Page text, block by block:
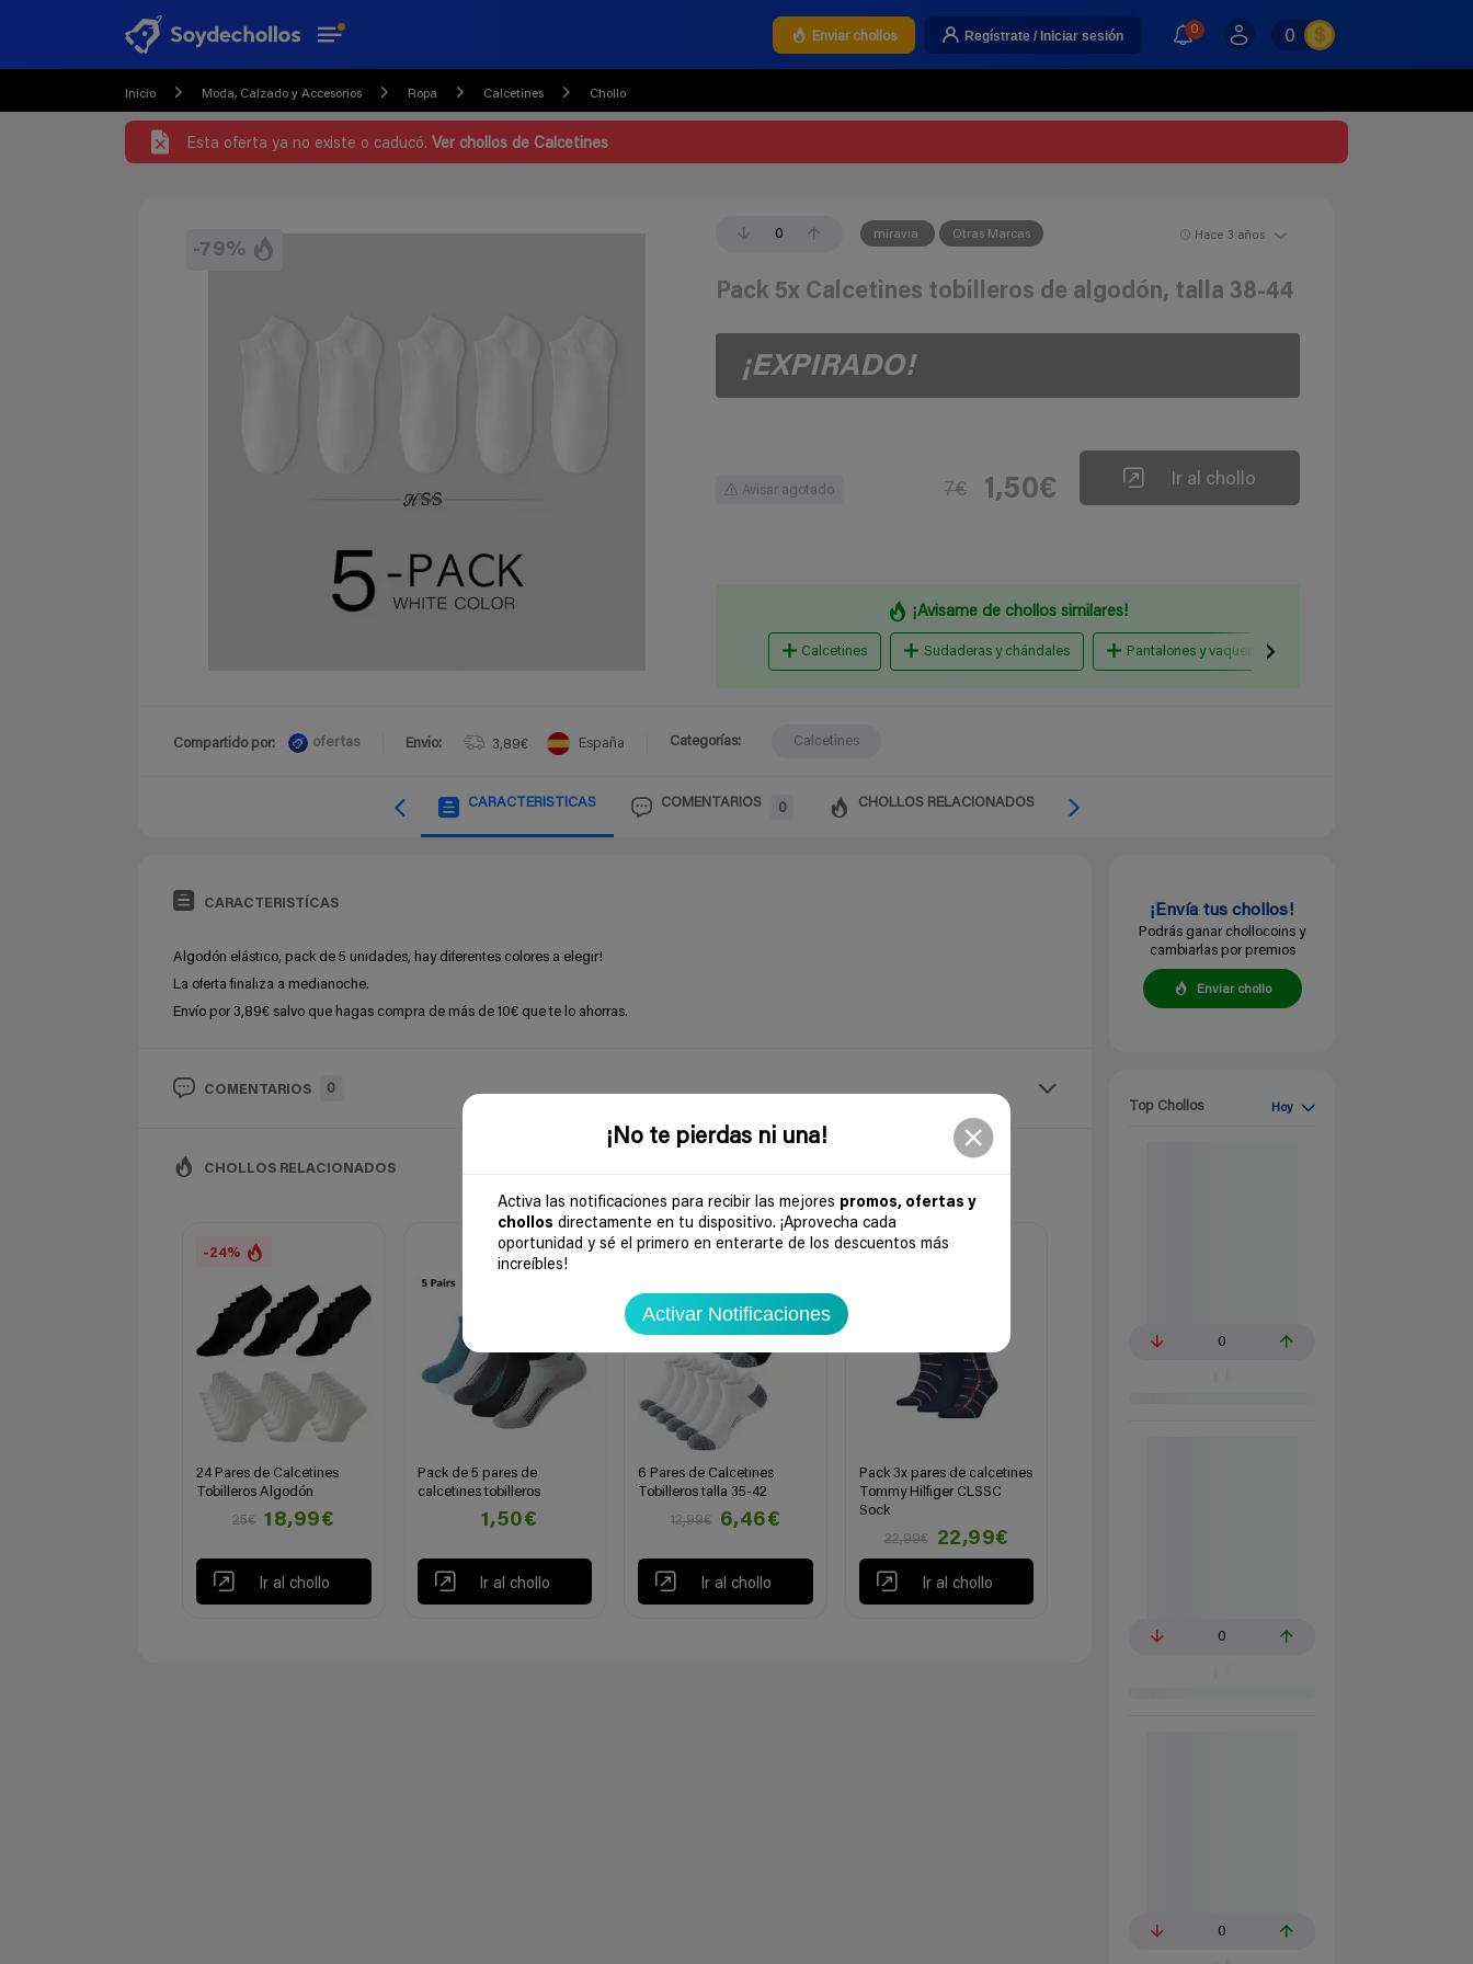
¡No te pierdas ni una!
Activa las notificaciones para recibir las mejores promos, ofertas y
chollos directamente en tu dispositivo. ¡Aprovecha cada
oportunidad y sé el primero en enterarte de los descuentos más
increíbles!
Activar Notificaciones
Enviar chollos Regístrate / Iniciar sesión 0 0
Inicio Moda, Calzado y Accesorios Ropa Calcetines Chollo
Esta oferta ya no existe o caducó. Ver chollos de Calcetines
-79%
0 miravia Otras Marcas Hace 3 años
Pack 5x Calcetines tobilleros de algodón, talla 38-44
¡EXPIRADO!
Avisar agotado 7€ 1,50€ Ir al chollo
¡Avisame de chollos similares!
Calcetines Sudaderas y chándales Pantalones y vaqueros
Compartido por: ofertas Envio: 3,89€ España Categorías: Calcetines
CARACTERISTICAS COMENTARIOS 0 CHOLLOS RELACIONADOS
CARACTERISTÍCAS
Algodón elástico, pack de 5 unidades, hay diferentes colores a elegir!
La oferta finaliza a medianoche.
Envío por 3,89€ salvo que hagas compra de más de 10€ que te lo ahorras.
COMENTARIOS 0
CHOLLOS RELACIONADOS
-24%
24 Pares de Calcetines
Tobilleros Algodón
25€
18,99€
Ir al chollo
Pack de 5 pares de
calcetines tobilleros
1,50€
Ir al chollo
-50%
6 Pares de Calcetines
Tobilleros talla 35-42
12,99€
6,46€
Ir al chollo
Pack 3x pares de calcetines
Tommy Hilfiger CLSSC
Sock
22,99€
22,99€
Ir al chollo
¡Envía tus chollos!
Podrás ganar chollocoins y
cambiarlas por premios
Enviar chollo
Top Chollos Hoy
0
0
0